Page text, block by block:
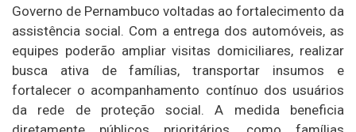
Governo de Pernambuco voltadas ao fortalecimento da
assistência social. Com a entrega dos automóveis, as
equipes poderão ampliar visitas domiciliares, realizar
busca ativa de famílias, transportar insumos e
fortalecer o acompanhamento contínuo dos usuários
da rede de proteção social. A medida beneficia